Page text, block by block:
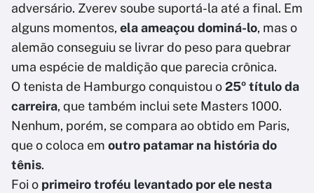
adversário. Zverev soube suportá-la até a final. Em
alguns momentos, ela ameaçou dominá-lo, mas o
alemão conseguiu se livrar do peso para quebrar
uma espécie de maldição que parecia crônica.
O tenista de Hamburgo conquistou o25º título da
carreira, que também inclui sete Masters 1000.
Nenhum, porém, se compara ao obtido em Paris,
que o coloca em outro patamar na história do
tênis.
Foi o primeiro troféu levantado por ele nesta